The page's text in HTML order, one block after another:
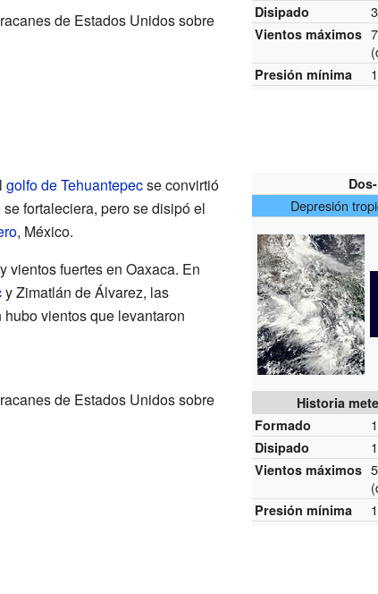
Disipado
Vientos máximos
Presión mínima
de Estados Unidos sobre
Depresión
Historia
Formado
Disipado
Vientos máximos
Presión mínima
golfo de Tehuantepecse convirtió
fortaleciera, pero se disipó el
, México.
vientos fuertes en Oaxaca. En
y Zimatlán de Álvarez, las
vientos que levantaron
de Estados Unidos sobre